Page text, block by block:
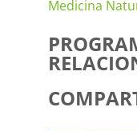
Medicina